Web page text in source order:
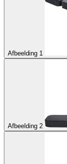
Afbeelding 1
Afbeelding 2